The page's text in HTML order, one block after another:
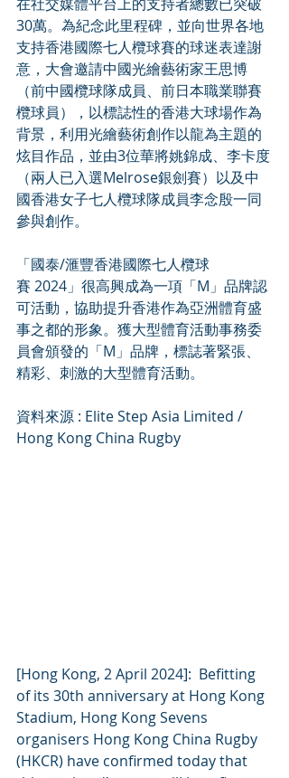
30萬。為紀念此里程碑，並向世界各地
支持香港國際七人欖球賽的球迷表達謝
意，大會邀請中國光繪藝術家王思博
（前中國欖球隊成員、前日本職業聯賽
欖球員），以標誌性的香港大球場作為
背景，利用光繪藝術創作以龍為主題的
炫目作品，並由3位華將姚錦成、李卡度
（兩人已入選Melrose銀劍賽）以及中
國香港女子七人欖球隊成員李念殷一同
參與創作。
「國泰/滙豐香港國際七人欖球
賽 2024」很高興成為一項「M」品牌認
可活動，協助提升香港作為亞洲體育盛
事之都的形象。獲大型體育活動事務委
員會頒發的「M」品牌，標誌著緊張、
精彩、刺激的大型體育活動。
資料來源 : Elite Step Asia Limited /
Hong Kong China Rugby
[Hong Kong, 2 April 2024]:  Befitting
of its 30th anniversary at Hong Kong
Stadium, Hong Kong Sevens
organisers Hong Kong China Rugby
(HKCR) have confirmed today that